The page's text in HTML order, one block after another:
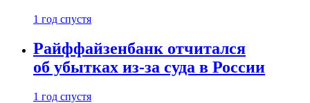
1 год спустя
Райффайзенбанк отчитался
об убытках из-за суда в России
1 год спустя